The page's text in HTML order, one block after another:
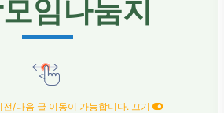
임나눔지
/다음 글 이동이 가능합니다. 끄기
스케치북5